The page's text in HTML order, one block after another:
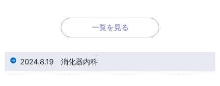
一覧を見る
2024.8.19 消化器内科